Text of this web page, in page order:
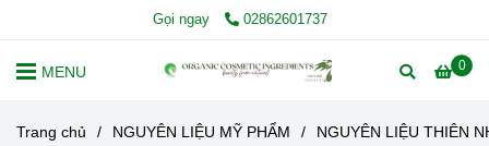
Gọi ngay 02862601737
0
MENU
Trang chủ / NGUYÊN LIỆU MỸ PHẨM / NGUYÊN LIỆU THIÊN